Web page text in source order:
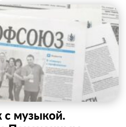
с музыкой.